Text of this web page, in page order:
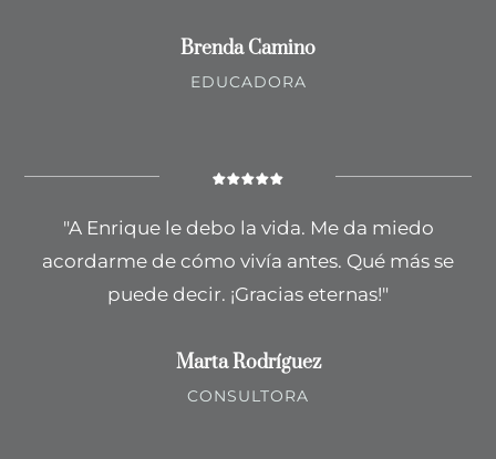
Brenda Camino
EDUCADORA
"A Enrique le debo la vida. Me da miedo
acordarme de cómo vivía antes. Qué más se
puede decir. ¡Gracias eternas!"
Marta Rodríguez
CONSULTORA